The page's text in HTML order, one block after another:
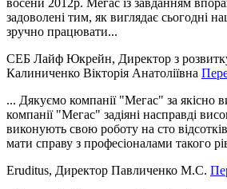
задоволені тим, як виглядає сьогодні
зручно працювати...
СЕБ Лайф Юкрейн, Директор з розвитку
Калиниченко Вікторія Анатоліївна
... Дякуємо компанії "Мегас" за якісно
компанії "Мегас" задіяні насправді
виконують свою роботу на сто
мати справу з професіоналами такого
Eruditus, Директор Павличенко М.С.